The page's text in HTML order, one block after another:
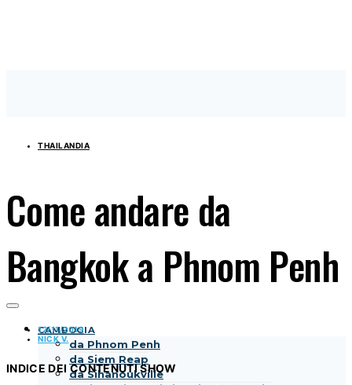
CAMBOGIA
da Phnom Penh
da Siem Reap
da Sihanoukville
THAILANDIA
Come andare da
Bangkok a Phnom Penh
12/11/2019
NICK V.
INDICE DEI CONTENUTISHOW